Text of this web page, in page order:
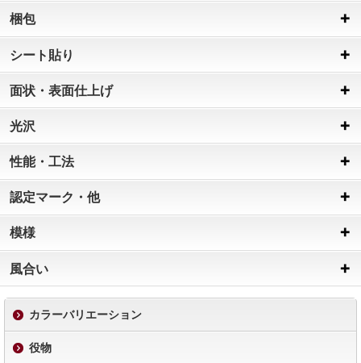
梱包
シート貼り
面状・表面仕上げ
光沢
性能・工法
認定マーク・他
模様
風合い
カラーバリエーション
役物